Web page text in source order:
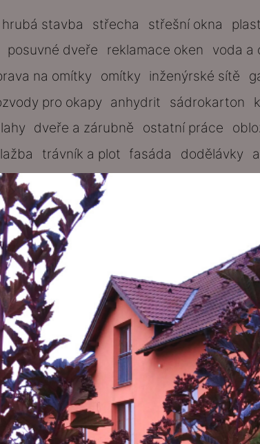
hrubá stavba střecha střešní okna
posuvné dveře reklamace oken voda a
na omítky omítky inženýrské sítě
pro okapy anhydrit sádrokarton
dveře a zárubně ostatní práce
trávník a plot fasáda dodělávky